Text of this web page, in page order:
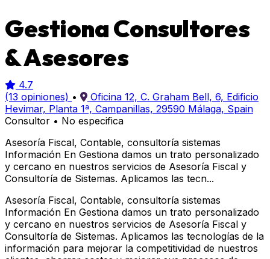
Gestiona Consultores
& Asesores
4.7
(13 opiniones) •
Oficina 12, C. Graham Bell, 6, Edificio
Hevimar, Planta 1ª, Campanillas, 29590 Málaga, Spain
Consultor • No especifica
Asesoría Fiscal, Contable, consultoría sistemas
Información En Gestiona damos un trato personalizado
y cercano en nuestros servicios de Asesoría Fiscal y
Consultoría de Sistemas. Aplicamos las tecn...
Asesoría Fiscal, Contable, consultoría sistemas
Información En Gestiona damos un trato personalizado
y cercano en nuestros servicios de Asesoría Fiscal y
Consultoría de Sistemas. Aplicamos las tecnologías de la
información para mejorar la competitividad de nuestros